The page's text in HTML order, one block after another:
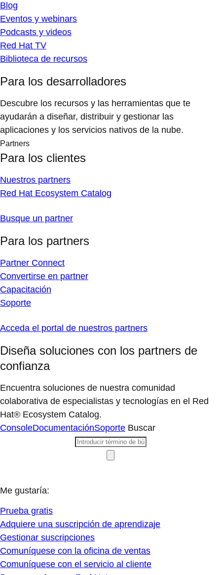
Blog
Eventos y webinars
Podcasts y videos
Red Hat TV
Biblioteca de recursos
Para los desarrolladores
Descubre los recursos y las herramientas que te
ayudarán a diseñar, distribuir y gestionar las
aplicaciones y los servicios nativos de la nube.
Partners
Para los clientes
Nuestros partners
Red Hat Ecosystem Catalog
Busque un partner
Para los partners
Partner Connect
Convertirse en partner
Capacitación
Soporte
Acceda el portal de nuestros partners
Diseña soluciones con los partners de
confianza
Encuentra soluciones de nuestra comunidad
colaborativa de especialistas y tecnologías en el Red
Hat® Ecosystem Catalog.
ConsoleDocumentaciónSoporte Buscar
Me gustaría:
Prueba gratis
Adquiere una suscripción de aprendizaje
Gestionar suscripciones
Comuníquese con la oficina de ventas
Comuníquese con el servicio al cliente